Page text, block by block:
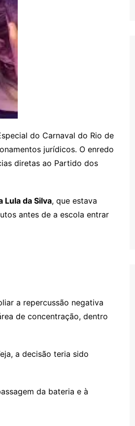
do Carnaval do Rio de
jurídicos. O enredo
diretas ao Partido dos
Lula da Silva, que estava
antes de a escola entrar
a repercussão negativa
de concentração, dentro
a decisão teria sido
da bateria e à